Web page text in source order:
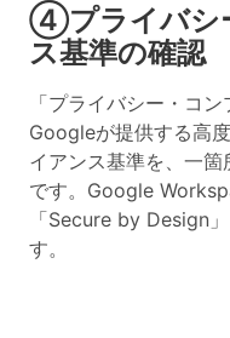
④プライバシ
ス基準の確認
「プライバシー・コ
Googleが提供する高
イアンス基準を、一
です。Google
「Secure by Design
す。